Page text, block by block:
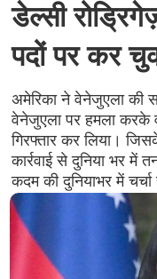
डेल्सी
पदों पर कर
अमेरिका ने वेनेजुएला की
वेनेजुएला पर हमला करके
गिरफ्तार कर लिया।
कार्रवाई से दुनिया भर में
कदम की दुनियाभर में चर्चा